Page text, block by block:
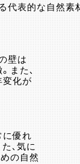
代表的な自然素
壁は
また、
変化が
に優れ
、気に
の自然